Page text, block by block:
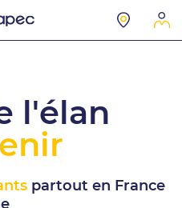
l'élan
partout en France